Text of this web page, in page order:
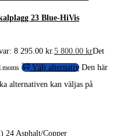
23 Blue-HiVis
8 295.00 kr. 5 800.00 krDet
Välj alternativ Den här
alternativen kan väljas på